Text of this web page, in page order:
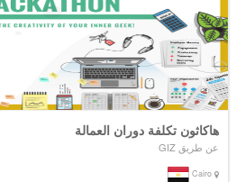
هاكاثون تكلفة دوران العمالة
عن طريق GIZ
Cairo